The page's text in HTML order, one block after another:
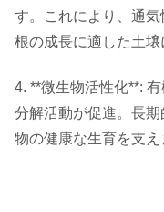
す。これにより、通気
根の成長に適した土壌
4. **微生物活性化**:
分解活動が促進。長
物の健康な生育を支え